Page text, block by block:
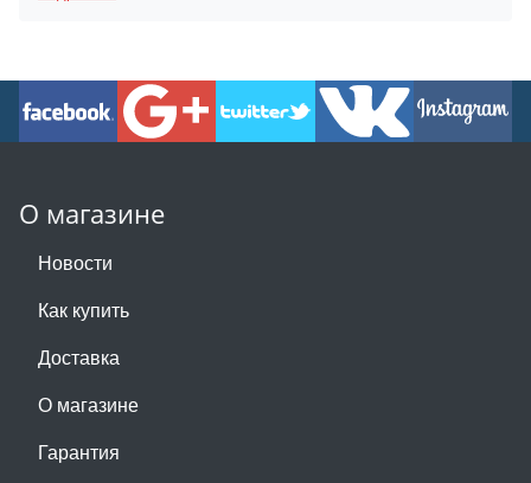
О магазине
Новости
Как купить
Доставка
О магазине
Гарантия